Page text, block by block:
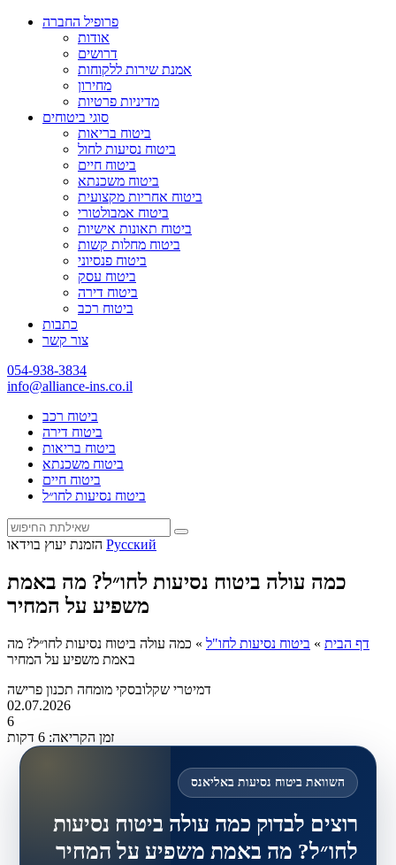
פרופיל החברה
אודות
דרושים
אמנת שירות ללקוחות
מחירון
מדיניות פרטיות
סוגי ביטוחים
ביטוח בריאות
ביטוח נסיעות לחול
ביטוח חיים
ביטוח משכנתא
ביטוח אחריות מקצועית
ביטוח אמבולטורי
ביטוח תאונות אישיות
ביטוח מחלות קשות
ביטוח פנסיוני
ביטוח עסק
ביטוח דירה
ביטוח רכב
כתבות
צור קשר
054-938-3834
info@alliance-ins.co.il
ביטוח רכב
ביטוח דירה
ביטוח בריאות
ביטוח משכנתא
ביטוח חיים
ביטוח נסיעות לחו״ל
הזמנת יעוץ בוידאו Русский
כמה עולה ביטוח נסיעות לחו״ל? מה באמת
משפיע על המחיר
דף הבית » ביטוח נסיעות לחו"ל » כמה עולה ביטוח נסיעות לחו״ל? מה
באמת משפיע על המחיר
דמיטרי שקלובסקי מומחה תכנון פרישה
02.07.2026
6
זמן הקריאה: 6 דקות
השוואת ביטוח נסיעות באליאנס
רוצים לבדוק כמה עולה ביטוח נסיעות
לחו״ל? מה באמת משפיע על המחיר